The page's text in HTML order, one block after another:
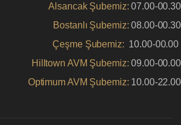
Alsancak Şubemiz: 07.00-00.30
Bostanlı Şubemiz: 08.00-00.30
Çeşme Şubemiz: 10.00-00.00
Hilltown AVM Şubemiz: 09.00-00.00
Optimum AVM Şubemiz: 10.00-22.00